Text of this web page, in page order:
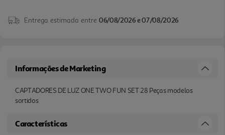
Entrega estimada entre 06/08/2026 e 07/08/2026
Informações de Marketing
CAPTADORES DE LUZ ONE TWO FUN SET 28 Peças modelos
sortidos
Características